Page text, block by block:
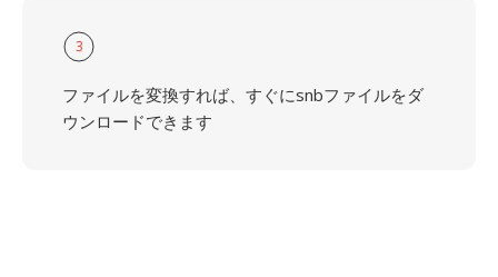
3
ファイルを変換すれば、すぐにsnbファイルをダ
ウンロードできます